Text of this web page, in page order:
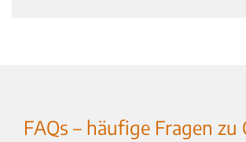
FAQs – häufige Fragen zu